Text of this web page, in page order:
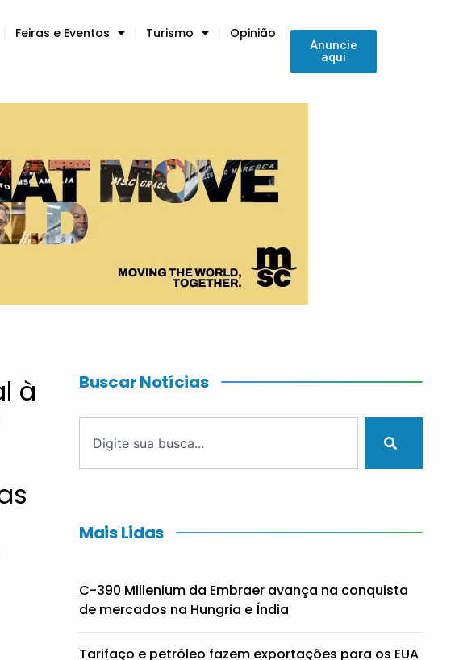
Feiras e Eventos Turismo Opinião
Anuncie
aqui
à Buscar Notícias
Mais Lidas
C-390 Millenium da Embraer avança na conquista
de mercados na Hungria e Índia
Tarifaço e petróleo fazem exportações para os EUA